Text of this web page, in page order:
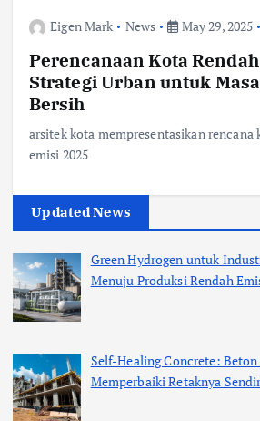
Eigen Mark News May 29, 2025
Perencanaan Kota
Strategi Urban untuk
Bersih
arsitek kota mempresentasikan rencana
emisi 2025
Updated News
Green Hydrogen untuk
Menuju Produksi Rendah
Self-Healing Concrete: Beton
Memperbaiki Retaknya